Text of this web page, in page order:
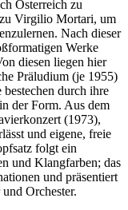
Österreich zu
Virgilio Mortari, um
Nach dieser
Werke
diesen liegen hier
Präludium (je 1955)
durch ihre
der Form. Aus dem
(1973),
und eigene, freie
folgt ein
und Klangfarben; das
und präsentiert
Orchester.